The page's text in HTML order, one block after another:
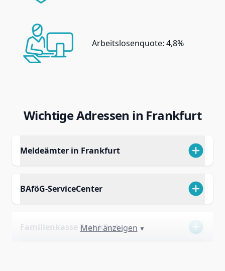
Arbeitslosenquote: 4,8%
Wichtige Adressen in Frankfurt
Meldeämter in Frankfurt
BAföG-ServiceCenter
Familienkasse Frankfurt
Mehr anzeigen ▼